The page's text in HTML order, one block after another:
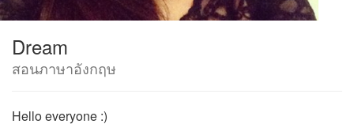
Dream
สอนภาษาอังกฤษ
Hello everyone :)